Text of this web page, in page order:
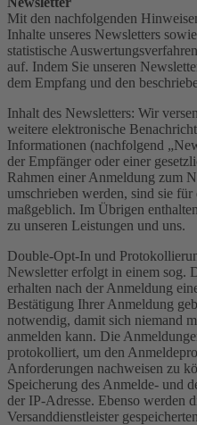
Mit den nachfolgenden
Inhalte unseres Newsletters
statistische
auf. Indem Sie unseren
dem Empfang und den
Inhalt des Newsletters: Wir
weitere elektronische
Informationen (nachfolgend
der Empfänger oder einer
Rahmen einer Anmeldung zum
umschrieben werden, sind sie
maßgeblich. Im Übrigen
zu unseren Leistungen und uns.
Double-Opt-In und
Newsletter erfolgt in einem sog.
erhalten nach der Anmeldung
Bestätigung Ihrer Anmeldung
notwendig, damit sich niemand
anmelden kann. Die
protokolliert, um den
Anforderungen nachweisen zu
Speicherung des Anmelde- und
der IP-Adresse. Ebenso werden
Versanddienstleister